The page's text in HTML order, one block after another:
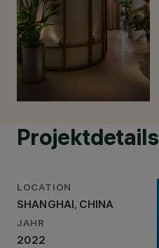
Projektdetails
LOCATION
SHANGHAI, CHINA
JAHR
2022